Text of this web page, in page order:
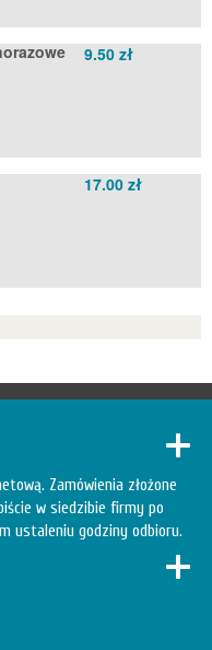
9.50 zł
17.00 zł
Zamówienia złożone
w siedzibie firmy po
ustaleniu godziny odbioru.